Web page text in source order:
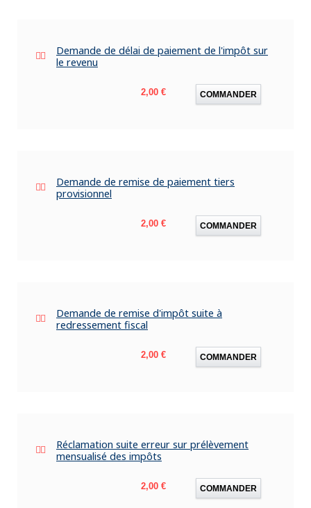
Demande de délai de paiement de l'impôt sur
le revenu
Prix
2,00 € COMMANDER
Demande de remise de paiement tiers
provisionnel
Prix
2,00 € COMMANDER
Demande de remise d'impôt suite à
redressement fiscal
Prix
2,00 € COMMANDER
Réclamation suite erreur sur prélèvement
mensualisé des impôts
Prix
2,00 € COMMANDER